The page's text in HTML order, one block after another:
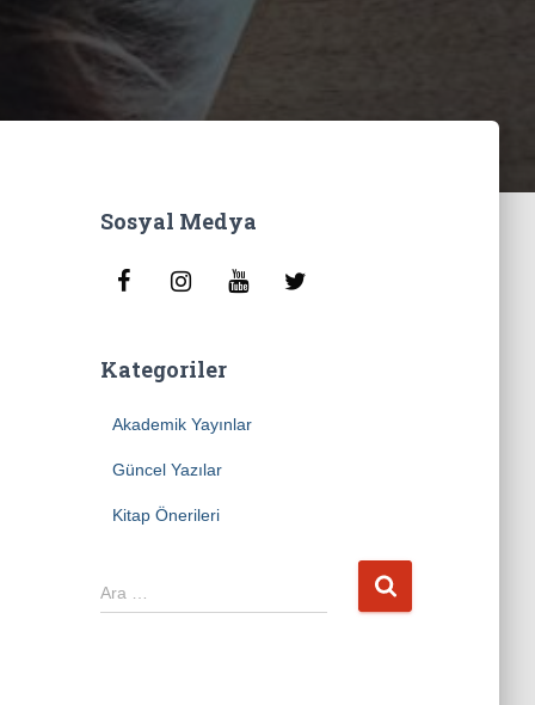
Sosyal Medya
Kategoriler
Akademik Yayınlar
Güncel Yazılar
Kitap Önerileri
A
r
Ara …